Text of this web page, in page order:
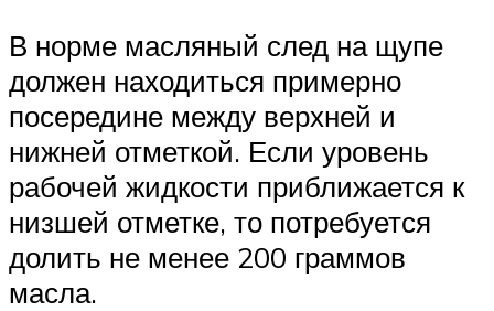
В норме масляный след на щупе
должен находиться примерно
посередине между верхней и
нижней отметкой. Если уровень
рабочей жидкости приближается к
низшей отметке, то потребуется
долить не менее 200 граммов
масла.